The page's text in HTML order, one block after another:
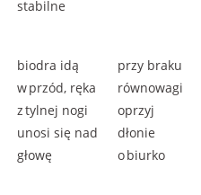
stabilne
biodra idą
w przód, ręka
z tylnej nogi
unosi się nad
głowę
przy braku
równowagi
oprzyj
dłonie
o biurko